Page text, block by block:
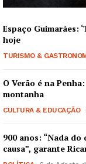
Espaço Guimarães:
hoje
TURISMO &
O Verão é na
montanha
CULTURA & EDUCAÇÃO
900 anos: “Nada
causa”, garante